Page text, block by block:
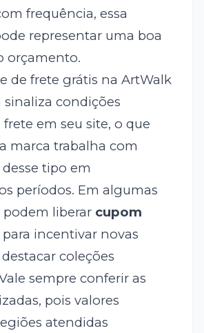
frequência, essa
representar uma boa
orçamento.
de frete grátis na ArtWalk
sinaliza condições
frete em seu site, o que
marca trabalha com
tipo em
períodos. Em algumas
podem liberar cupom
incentivar novas
coleções
sempre conferir as
pois valores
atendidas